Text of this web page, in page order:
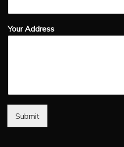
Your Address
Submit